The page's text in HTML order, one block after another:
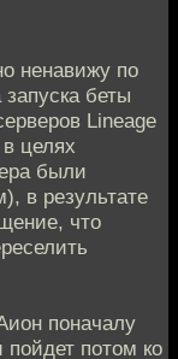
ненавижу по
беты
Lineage
целях
были
в результате
что
поначалу
пойдет потом ко